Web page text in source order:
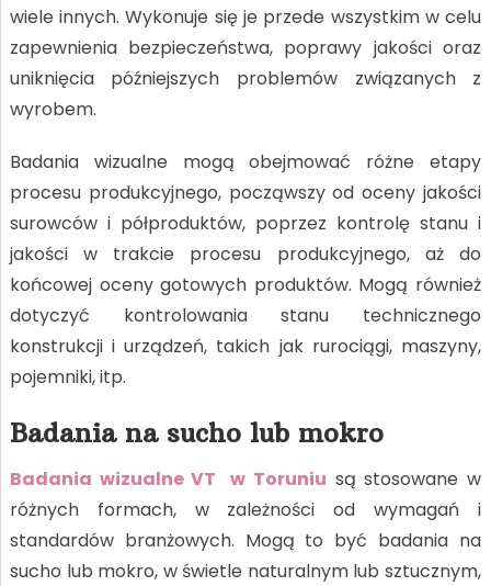
wiele innych. Wykonuje się je przede wszystkim w celu
zapewnienia bezpieczeństwa, poprawy jakości oraz
uniknięcia późniejszych problemów związanych z
wyrobem.
Badania wizualne mogą obejmować różne etapy
procesu produkcyjnego, począwszy od oceny jakości
surowców i półproduktów, poprzez kontrolę stanu i
jakości w trakcie procesu produkcyjnego, aż do
końcowej oceny gotowych produktów. Mogą również
dotyczyć kontrolowania stanu technicznego
konstrukcji i urządzeń, takich jak rurociągi, maszyny,
pojemniki, itp.
Badania na sucho lub mokro
Badania wizualne VT w Toruniu są stosowane w
różnych formach, w zależności od wymagań i
standardów branżowych. Mogą to być badania na
sucho lub mokro, w świetle naturalnym lub sztucznym,